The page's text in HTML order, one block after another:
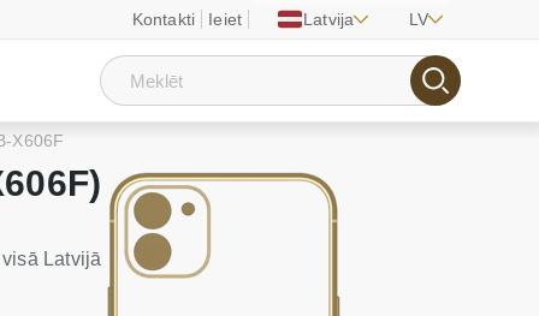
Kontakti Ieiet Latvija LV
X606F
Latvijā